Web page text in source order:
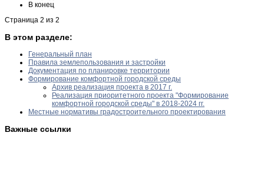
В конец
Страница 2 из 2
В этом разделе:
Генеральный план
Правила землепользования и застройки
Документация по планировке территории
Формирование комфортной городской среды
Архив реализация проекта в 2017 г.
Реализация приоритетного проекта "Формирование
комфортной городской среды" в 2018-2024 гг.
Местные нормативы градостроительного проектирования
Важные ссылки